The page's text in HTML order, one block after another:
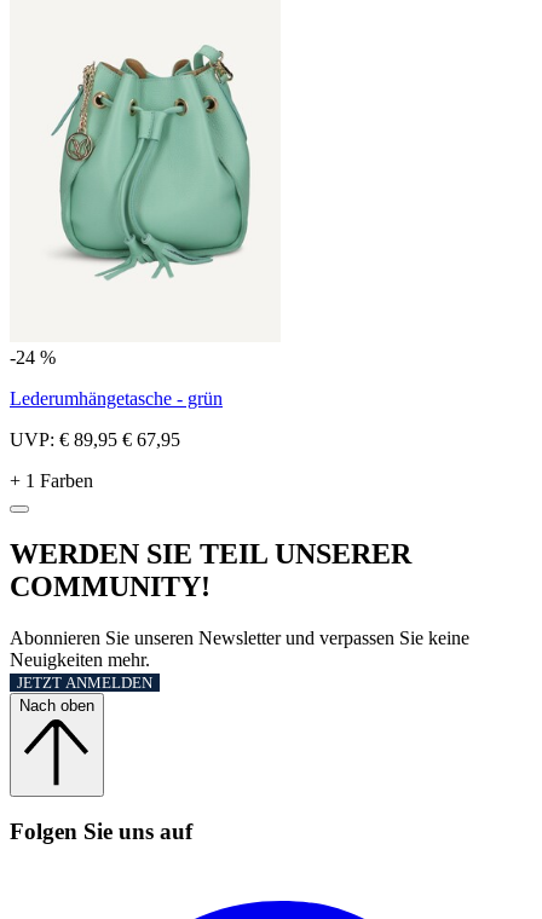
-24 %
Lederumhängetasche - grün
UVP: € 89,95 € 67,95
+ 1 Farben
WERDEN SIE TEIL UNSERER
COMMUNITY!
Abonnieren Sie unseren Newsletter und verpassen Sie keine
Neuigkeiten mehr.
JETZT ANMELDEN
Nach oben
Folgen Sie uns auf